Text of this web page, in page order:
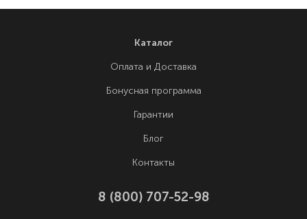
Каталог
Оплата и Доставка
Бонусная программа
Гарантии
Блог
Контакты
8 (800) 707-52-98